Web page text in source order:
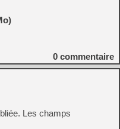
0 commentaire
Les champs